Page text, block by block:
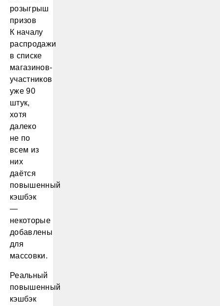
К началу
распродажи
в списке
магазинов-
участников
уже 90
штук,
хотя
далеко
не по
всем из
них
даётся
повышенный
кэшбэк
—
некоторые
добавлены
для
массовки.
Реальный
повышенный
кэшбэк